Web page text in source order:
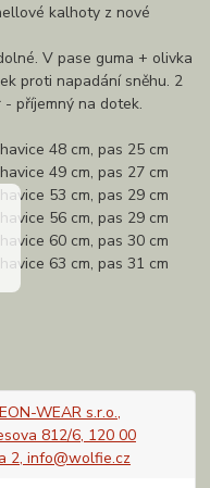
kalhoty z nové
V pase guma + olivka
proti napadání sněhu. 2
příjemný na dotek.
48 cm, pas 25 cm
49 cm, pas 27 cm
53 cm, pas 29 cm
56 cm, pas 29 cm
60 cm, pas 30 cm
63 cm, pas 31 cm
WEAR s.r.o.,
812/6, 120 00
2, info@wolfie.cz